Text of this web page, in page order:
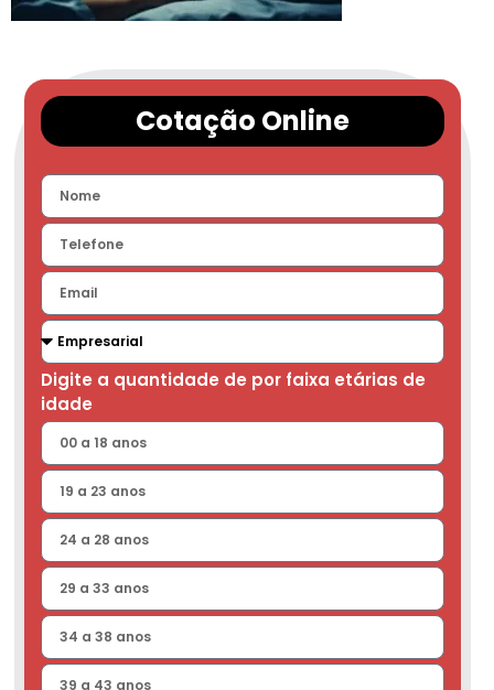
Cotação Online
Digite a quantidade de por faixa etárias de
idade